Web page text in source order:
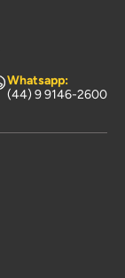
Whatsapp:
(44) 9 9146-2600